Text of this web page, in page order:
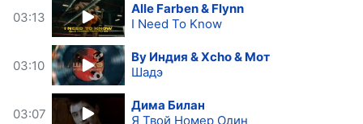
03:13
Alle Farben & Flynn
I Need To Know
03:10
By Индия & Xcho & Мот
Шадэ
03:07
Дима Билан
Я Твой Номер Один